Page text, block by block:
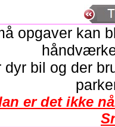
opgaver kan
dyr bil og der
er det ikke